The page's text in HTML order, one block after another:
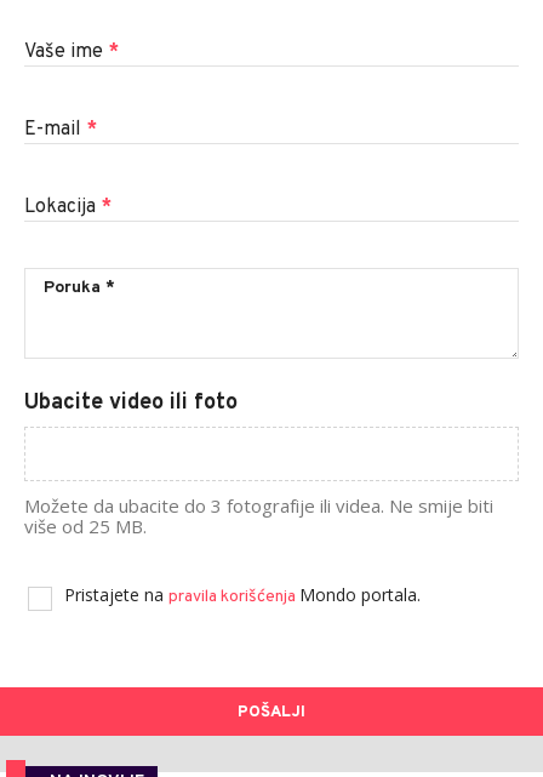
Vaše ime *
E-mail *
Lokacija *
Ubacite video ili foto
Možete da ubacite do 3 fotografije ili videa. Ne smije biti
više od 25 MB.
Pristajete na pravila korišćenja Mondo portala.
POŠALJI